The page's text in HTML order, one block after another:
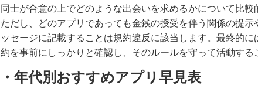
士が合意の上でどのような出会いを求めるかについて比
だし、どのアプリであっても金銭の授受を伴う関係の提
セージに記載することは規約違反に該当します。最終的
を事前にしっかりと確認し、そのルールを守って活動する
年代別おすすめアプリ早見表